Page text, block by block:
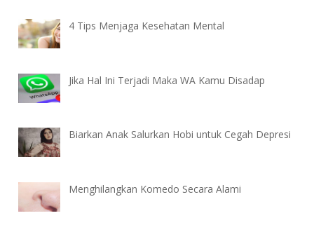
4 Tips Menjaga Kesehatan Mental
Jika Hal Ini Terjadi Maka WA Kamu Disadap
Biarkan Anak Salurkan Hobi untuk Cegah Depresi
Menghilangkan Komedo Secara Alami